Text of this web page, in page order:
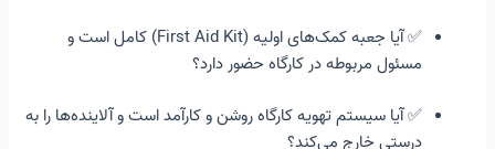
✅ آیا جعبه کمک‌های اولیه (First Aid Kit) کامل است و
مسئول مربوطه در کارگاه حضور دارد؟
✅ آیا سیستم تهویه کارگاه روشن و کارآمد است و آلاینده‌ها را به
درستی خارج می‌کند؟